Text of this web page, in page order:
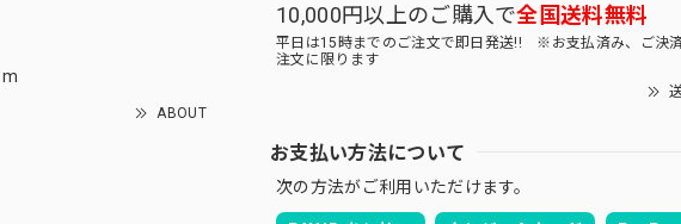
ABOUT
10,000円以上のご購入で全国送料無料
平日は15時までのご注文で即日発送!! ※お支払済み、ご決
注文に限ります
お支払い方法について
次の方法がご利用いただけます。